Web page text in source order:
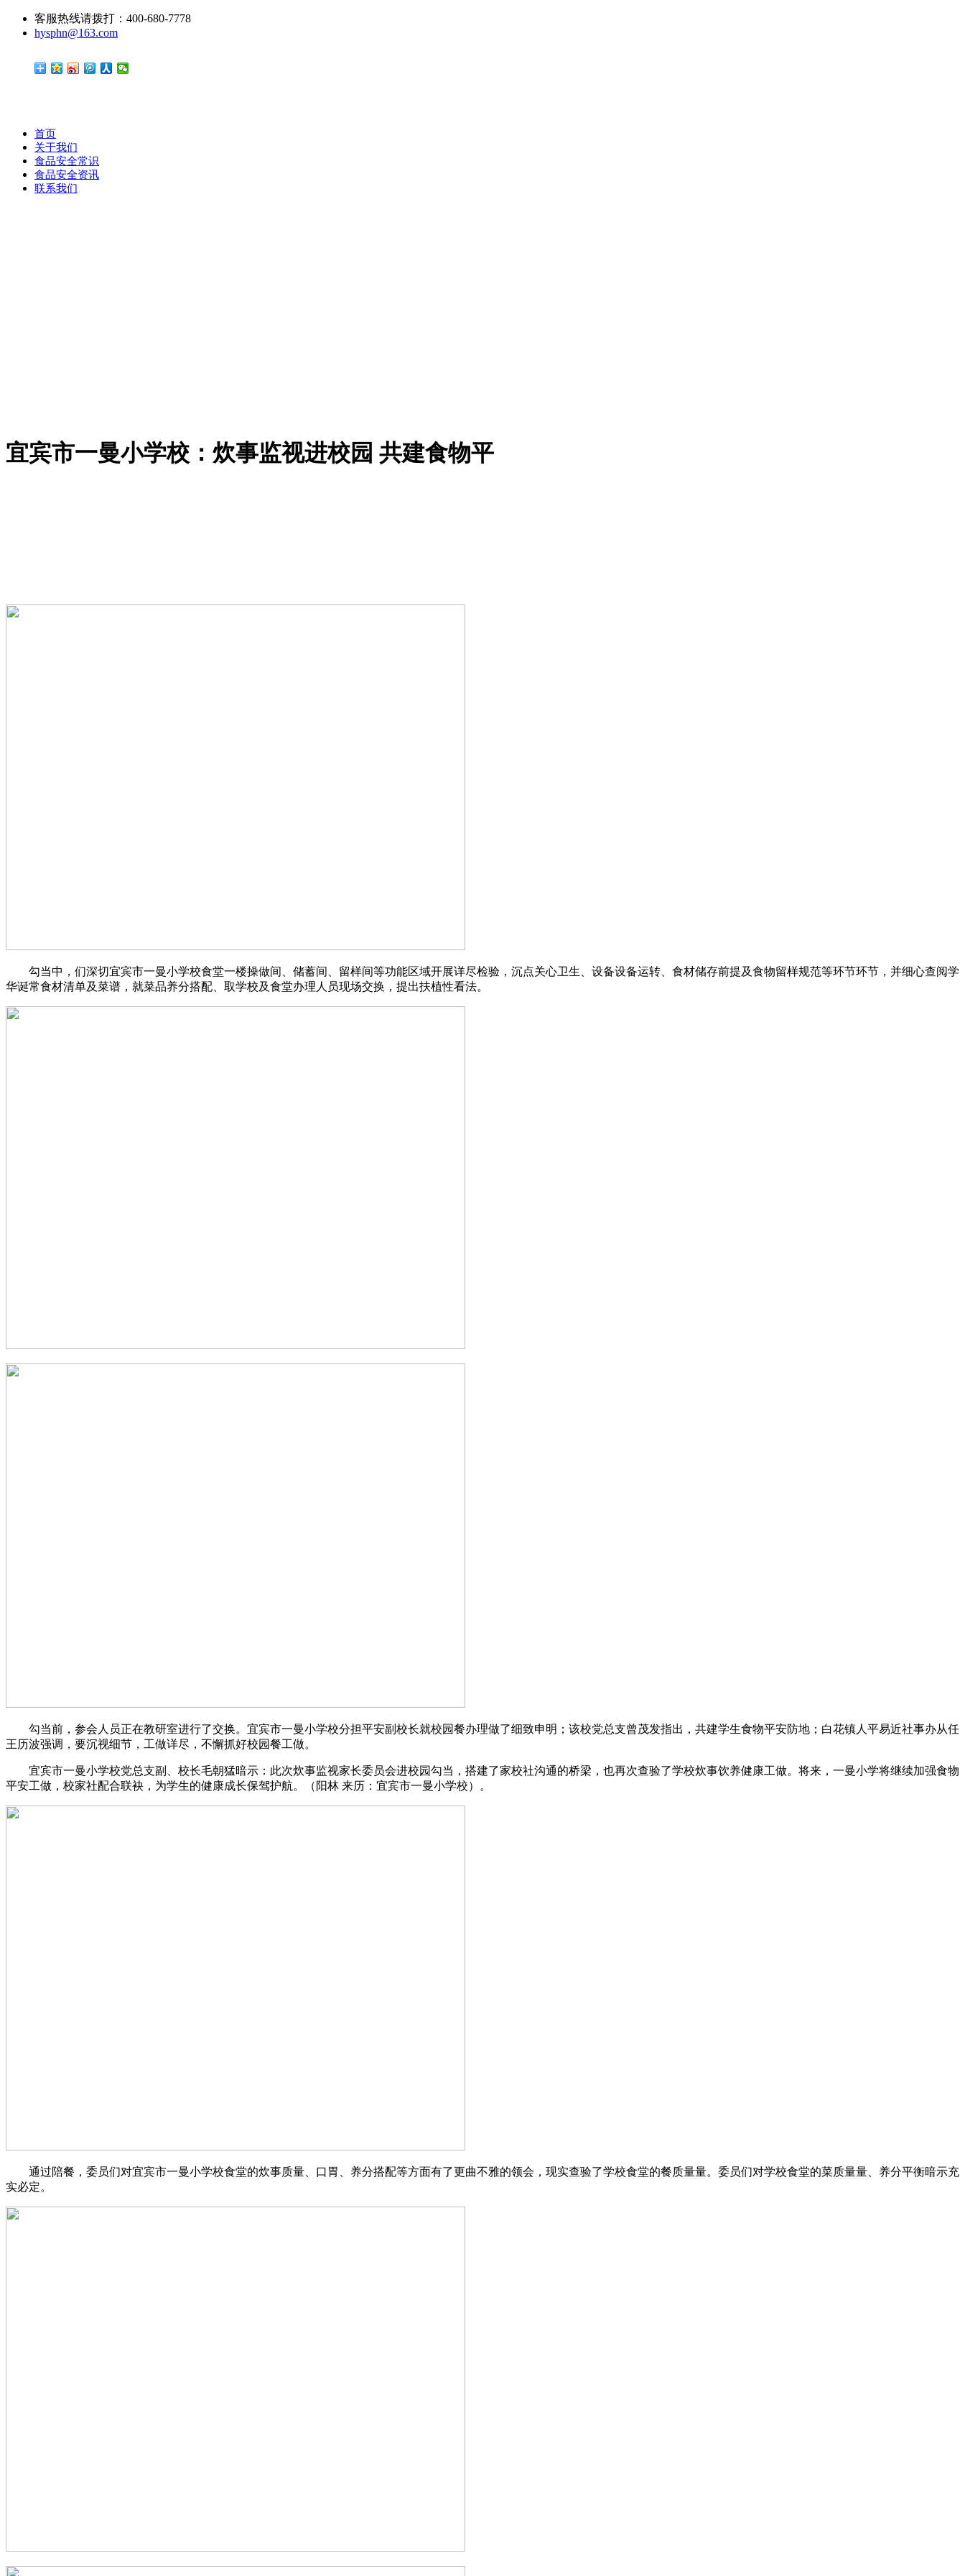
客服热线请拨打：400-680-7778
hysphn@163.com
首页
关于我们
食品安全常识
食品安全资讯
联系我们
宜宾市一曼小学校：炊事监视进校园 共建食物平
勾当中，们深切宜宾市一曼小学校食堂一楼操做间、储蓄间、留样间等功能区域开展详尽检验，沉点关心卫生、设备设备运转、食材储存前提及食物留样规范等环节环节，并细心查阅学
华诞常食材清单及菜谱，就菜品养分搭配、取学校及食堂办理人员现场交换，提出扶植性看法。
勾当前，参会人员正在教研室进行了交换。宜宾市一曼小学校分担平安副校长就校园餐办理做了细致申明；该校党总支曾茂发指出，共建学生食物平安防地；白花镇人平易近社事办从任
王历波强调，要沉视细节，工做详尽，不懈抓好校园餐工做。
宜宾市一曼小学校党总支副、校长毛朝猛暗示：此次炊事监视家长委员会进校园勾当，搭建了家校社沟通的桥梁，也再次查验了学校炊事饮养健康工做。将来，一曼小学将继续加强食物
平安工做，校家社配合联袂，为学生的健康成长保驾护航。（阳林 来历：宜宾市一曼小学校）。
通过陪餐，委员们对宜宾市一曼小学校食堂的炊事质量、口胃、养分搭配等方面有了更曲不雅的领会，现实查验了学校食堂的餐质量量。委员们对学校食堂的菜质量量、养分平衡暗示充
实必定。